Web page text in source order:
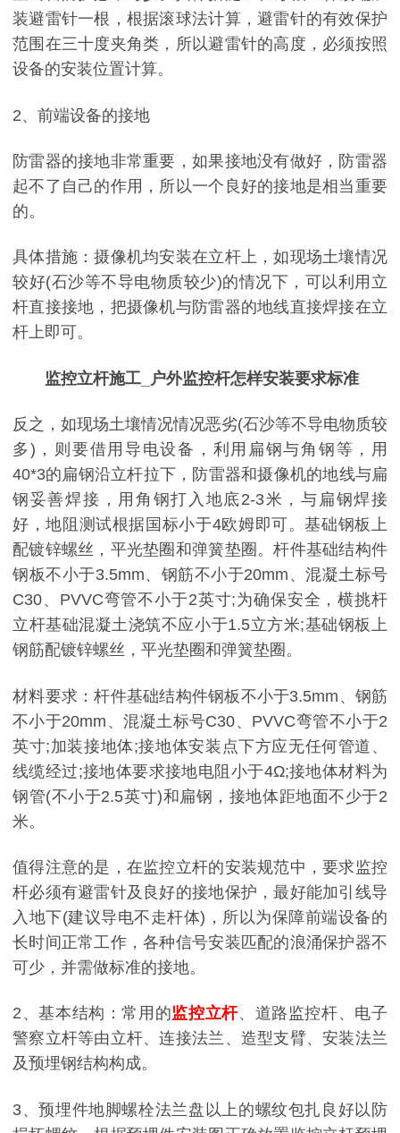
装避雷针一根，根据滚球法计算，避雷针的有效保护
范围在三十度夹角类，所以避雷针的高度，必须按照
设备的安装位置计算。
2、前端设备的接地
防雷器的接地非常重要，如果接地没有做好，防雷器
起不了自己的作用，所以一个良好的接地是相当重要
的。
具体措施：摄像机均安装在立杆上，如现场土壤情况
较好(石沙等不导电物质较少)的情况下，可以利用立
杆直接接地，把摄像机与防雷器的地线直接焊接在立
杆上即可。
监控立杆施工_户外监控杆怎样安装要求标准
反之，如现场土壤情况情况恶劣(石沙等不导电物质较
多)，则要借用导电设备，利用扁钢与角钢等，用
40*3的扁钢沿立杆拉下，防雷器和摄像机的地线与扁
钢妥善焊接，用角钢打入地底2-3米，与扁钢焊接
好，地阻测试根据国标小于4欧姆即可。基础钢板上
配镀锌螺丝，平光垫圈和弹簧垫圈。杆件基础结构件
钢板不小于3.5mm、钢筋不小于20mm、混凝土标号
C30、PVVC弯管不小于2英寸;为确保安全，横挑杆
立杆基础混凝土浇筑不应小于1.5立方米;基础钢板上
钢筋配镀锌螺丝，平光垫圈和弹簧垫圈。
材料要求：杆件基础结构件钢板不小于3.5mm、钢筋
不小于20mm、混凝土标号C30、PVVC弯管不小于2
英寸;加装接地体;接地体安装点下方应无任何管道、
线缆经过;接地体要求接地电阻小于4Ω;接地体材料为
钢管(不小于2.5英寸)和扁钢，接地体距地面不少于2
米。
值得注意的是，在监控立杆的安装规范中，要求监控
杆必须有避雷针及良好的接地保护，最好能加引线导
入地下(建议导电不走杆体)，所以为保障前端设备的
长时间正常工作，各种信号安装匹配的浪涌保护器不
可少，并需做标准的接地。
2、基本结构：常用的监控立杆、道路监控杆、电子
警察立杆等由立杆、连接法兰、造型支臂、安装法兰
及预埋钢结构构成。
3、预埋件地脚螺栓法兰盘以上的螺纹包扎良好以防